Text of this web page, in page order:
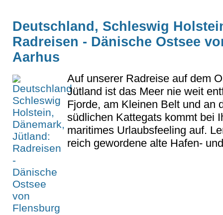
Deutschland, Schleswig
Radreisen - Dänische Ostsee
Aarhus
Auf unserer Radreise auf dem
Jütland ist das Meer nie weit
Fjorde, am Kleinen Belt und an
südlichen Kattegats kommt bei
maritimes Urlaubsfeeling auf.
reich gewordene alte Hafen-